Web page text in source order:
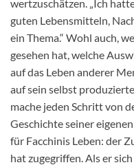
wertzuschätzen. „Ich
guten Lebensmitteln,
ein Thema.“ Wohl auch,
gesehen hat, welche
auf das Leben anderer
auf sein selbst
mache jeden Schritt von
Geschichte seiner
für Facchinis Leben: der
hat zugegriffen. Als er